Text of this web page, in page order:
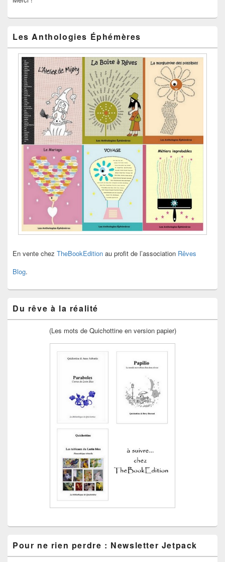
Les Anthologies Éphémères
En vente chez TheBookEdition au profit de l’association Rêves
Blog.
Du rêve à la réalité
(Les mots de Quichottine en version papier)
Pour ne rien perdre : Newsletter Jetpack